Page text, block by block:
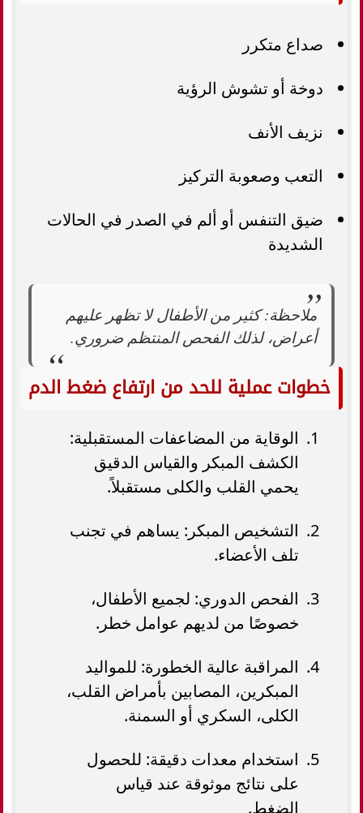
صداع متكرر
دوخة أو تشوش الرؤية
نزيف الأنف
التعب وصعوبة التركيز
ضيق التنفس أو ألم في الصدر في الحالات
الشديدة
ملاحظة: كثير من الأطفال لا تظهر عليهم
أعراض، لذلك الفحص المنتظم ضروري.
خطوات عملية للحد من ارتفاع ضغط الدم
الوقاية من المضاعفات المستقبلية:
الكشف المبكر والقياس الدقيق
يحمي القلب والكلى مستقبلاً.
التشخيص المبكر: يساهم في تجنب
تلف الأعضاء.
الفحص الدوري: لجميع الأطفال،
خصوصًا من لديهم عوامل خطر.
المراقبة عالية الخطورة: للمواليد
المبكرين، المصابين بأمراض القلب،
الكلى، السكري أو السمنة.
استخدام معدات دقيقة: للحصول
على نتائج موثوقة عند قياس
الضغط.